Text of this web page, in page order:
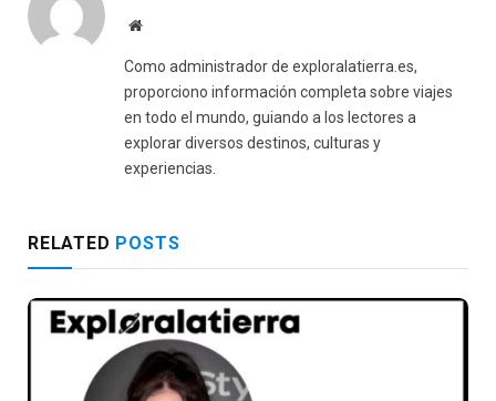
Website
Como administrador de exploralatierra.es,
proporciono información completa sobre viajes
en todo el mundo, guiando a los lectores a
explorar diversos destinos, culturas y
experiencias.
RELATED POSTS